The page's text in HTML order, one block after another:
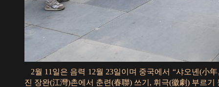
2월 11일은 음력 12월 23일이며 중국에서 “샤오녠(小
진 장완(江灣)촌에서 춘련(春聯) 쓰기, 휘극(徽劇) 부르